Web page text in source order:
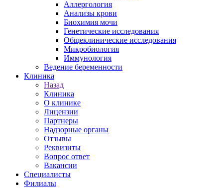
Аллергология
Анализы крови
Биохимия мочи
Генетические исследования
Общеклинические исследования
Микробиология
Иммунология
Ведение беременности
Клиника
Назад
Клиника
О клинике
Лицензии
Партнеры
Надзорные органы
Отзывы
Реквизиты
Вопрос ответ
Вакансии
Специалисты
Филиалы